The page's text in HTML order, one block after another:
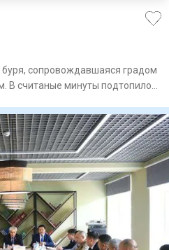
сопровождавшая­ся градом
В считаные минуты подтопило